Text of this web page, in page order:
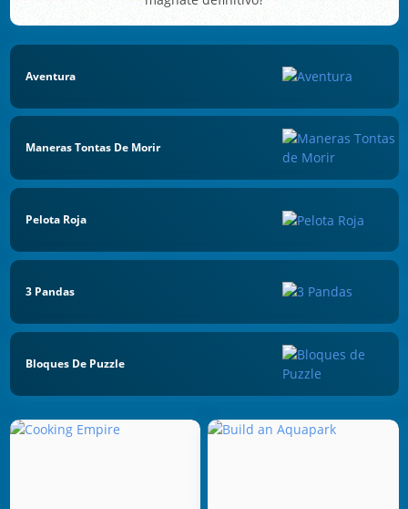
Aventura
Maneras Tontas De Morir
Pelota Roja
3 Pandas
Bloques De Puzzle